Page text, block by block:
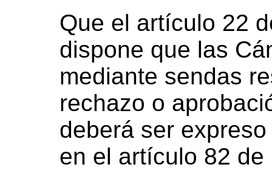
Que el artículo 22
dispone que las
mediante sendas
rechazo o
deberá ser
en el artículo 82